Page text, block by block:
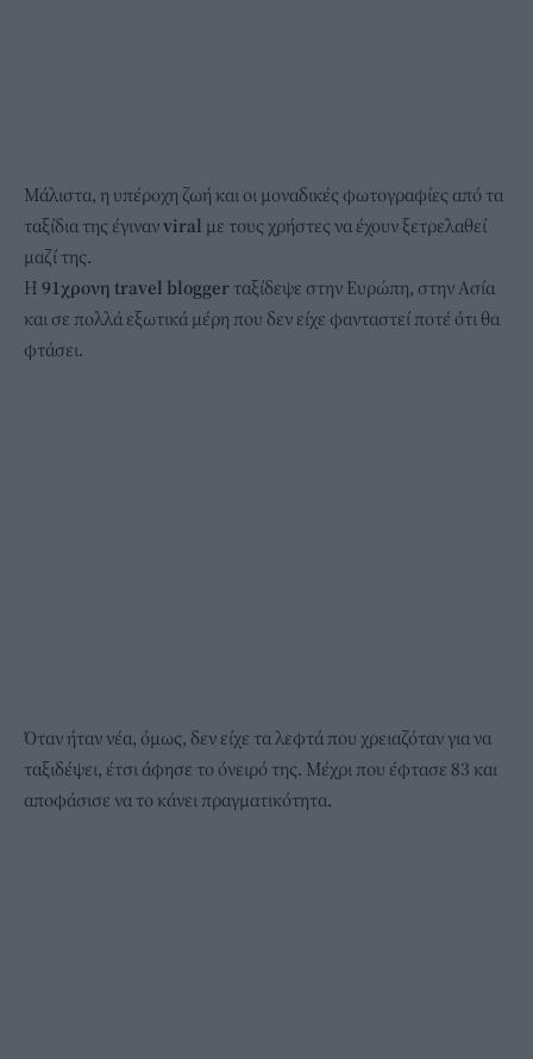
Μάλιστα, η υπέροχη ζωή και οι μοναδικές φωτογραφίες από τα
ταξίδια της έγινανviral με τους χρήστες να έχουν ξετρελαθεί
μαζί της.
Η 91χρονη travel bloggerταξίδεψε στην Ευρώπη, στην Ασία
και σε πολλά εξωτικά μέρη που δεν είχε φανταστεί ποτέ ότι θα
φτάσει.
Όταν ήταν νέα, όμως, δεν είχε τα λεφτά που χρειαζόταν για να
ταξιδέψει, έτσι άφησε το όνειρό της. Μέχρι που έφτασε 83 και
αποφάσισε να το κάνει πραγματικότητα.